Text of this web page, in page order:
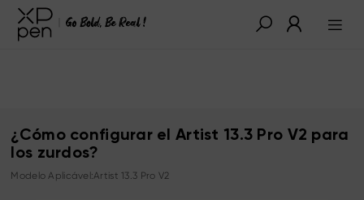
¿Cómo configurar el Artist 13.3 Pro V2 para
los zurdos?
Modelo Aplicável:Artist 13.3 Pro V2